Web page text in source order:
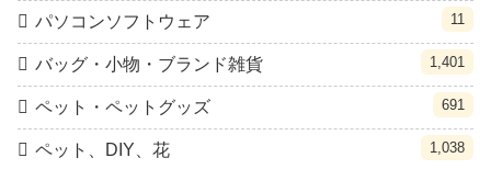
パソコンソフトウェア 11
バッグ・小物・ブランド雑貨 1,401
ペット・ペットグッズ 691
ペット、DIY、花 1,038